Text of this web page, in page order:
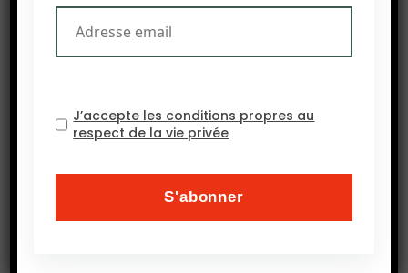
J’accepte les conditions propres au
respect de la vie privée